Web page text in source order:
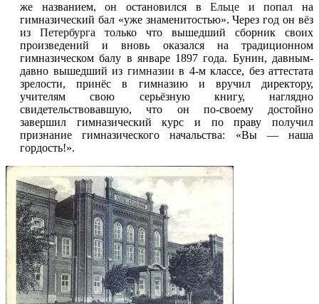
же названием, он остановился вЕльце и попал на
гимназический бал «уже знаменитостью». Через год он вёз
из Петербурга только что вышедший сборник своих
произведений и вновь оказался на традиционном
гимназическом балу в январе 1897 года. Бунин, давным-
давно вышедший из гимназии в 4-м классе, без аттестата
зрелости, принёс в гимназию и вручил директору,
учителям свою серьёзную книгу, наглядно
свидетельствовавшую, что он по-своему достойно
завершил гимназический курс и по праву получил
признание гимназического начальства: «Вы — наша
гордость!».